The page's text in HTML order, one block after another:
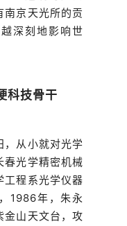
南京天光所的贡
深刻地影响世
科技骨干
，从小就对光学
春光学精密机械
工程系光学仪器
1986年，朱永
金山天文台，攻